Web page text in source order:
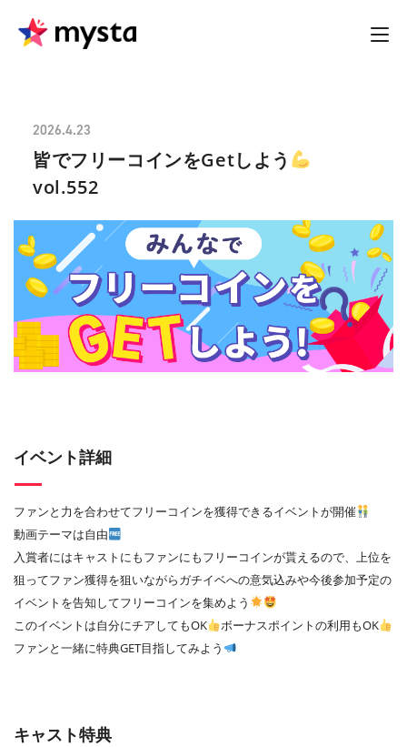
2026.4.23
皆でフリーコインをGetしよう
vol.552
イベント詳細
ファンと力を合わせてフリーコインを獲得できるイベントが開催
動画テーマは自由
入賞者にはキャストにもファンにもフリーコインが貰えるので、上位を
狙ってファン獲得を狙いながらガチイベへの意気込みや今後参加予定の
イベントを告知してフリーコインを集めよう
このイベントは自分にチアしてもOK
ボーナスポイントの利用もOK
ファンと一緒に特典GET目指してみよう
キャスト特典